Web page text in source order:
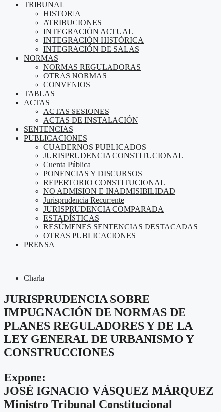
TRIBUNAL
HISTORIA
ATRIBUCIONES
INTEGRACIÓN ACTUAL
INTEGRACIÓN HISTÓRICA
INTEGRACIÓN DE SALAS
NORMAS
NORMAS REGULADORAS
OTRAS NORMAS
CONVENIOS
TABLAS
ACTAS
ACTAS SESIONES
ACTAS DE INSTALACIÓN
SENTENCIAS
PUBLICACIONES
CUADERNOS PUBLICADOS
JURISPRUDENCIA CONSTITUCIONAL
Cuenta Pública
PONENCIAS Y DISCURSOS
REPERTORIO CONSTITUCIONAL
NO ADMISION E INADMISIBILIDAD
Jurisprudencia Recurrente
JURISPRUDENCIA COMPARADA
ESTADÍSTICAS
RESÚMENES SENTENCIAS DESTACADAS
OTRAS PUBLICACIONES
PRENSA
Charla
JURISPRUDENCIA SOBRE
IMPUGNACIÓN DE NORMAS DE
PLANES REGULADORES Y DE LA
LEY GENERAL DE URBANISMO Y
CONSTRUCCIONES
Expone:
JOSÉ IGNACIO VÁSQUEZ MÁRQUEZ
Ministro Tribunal Constitucional